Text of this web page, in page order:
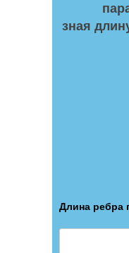
зная
Длина ребра